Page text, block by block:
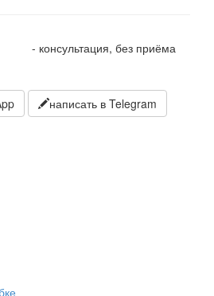
- консультация, без приёма
написать в Telegram